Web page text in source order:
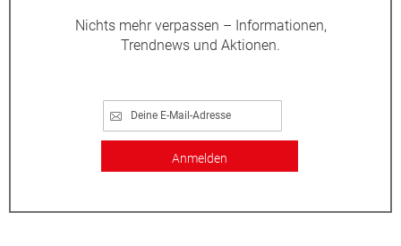
Nichts mehr verpassen – Informationen,
Trendnews und Aktionen.
Anmelden